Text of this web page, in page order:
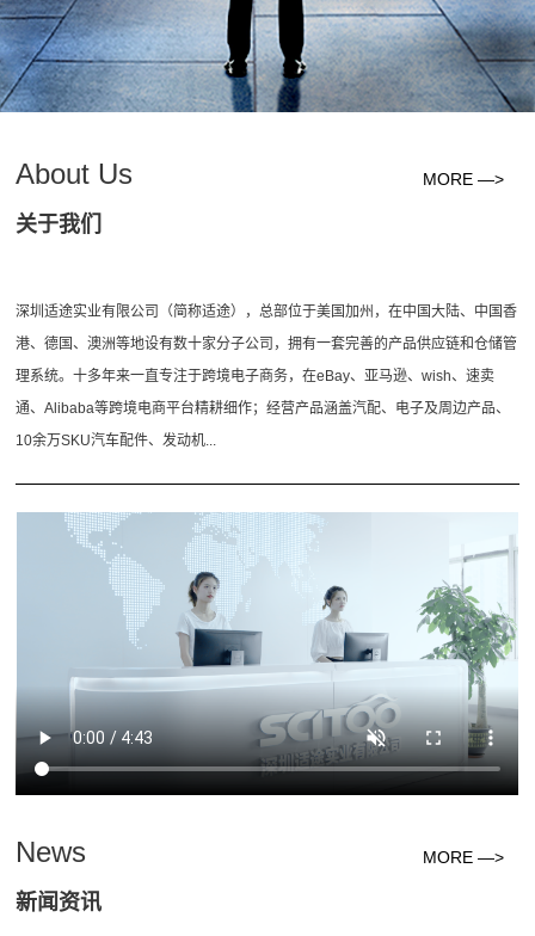
About Us
关于我们
MORE —>
深圳适途实业有限公司（简称适途），总部位于美国加州，在中国大陆、中国香
港、德国、澳洲等地设有数十家分子公司，拥有一套完善的产品供应链和仓储管
理系统。十多年来一直专注于跨境电子商务，在eBay、亚马逊、wish、速卖
通、Alibaba等跨境电商平台精耕细作；经营产品涵盖汽配、电子及周边产品、
10余万SKU汽车配件、发动机...
News
新闻资讯
MORE —>